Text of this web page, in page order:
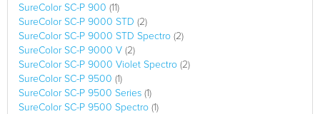
SureColor SC-P 900 (11)
SureColor SC-P 9000 STD (2)
SureColor SC-P 9000 STD Spectro (2)
SureColor SC-P 9000 V (2)
SureColor SC-P 9000 Violet Spectro (2)
SureColor SC-P 9500 (1)
SureColor SC-P 9500 Series (1)
SureColor SC-P 9500 Spectro (1)